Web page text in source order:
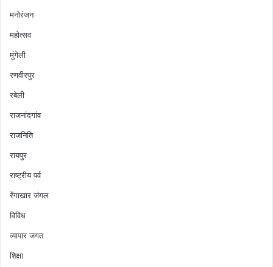
मनोरंजन
महोत्सव
मुंगेली
रणवीरपुर
रबेली
राजनांदगांव
राजनिति
रायपुर
राष्ट्रीय पर्व
रेंगाखार जंगल
विविध
व्यापार जगत
शिक्षा